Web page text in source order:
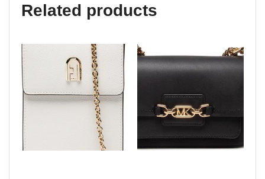
Related products